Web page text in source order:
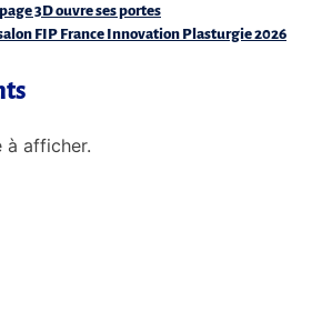
3D ouvre ses portes
FIP France Innovation Plasturgie 2026
à afficher.